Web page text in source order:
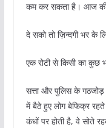
कम कर सकता है। आज की
दे सको तो ज़िन्दगी भर के
एक रोटी से किसी का कुछ
सत्ता और पुलिस के गठजोड़
में बैठे हुए लोग बेफिक्र
कंधों पर होती है, वे सोते